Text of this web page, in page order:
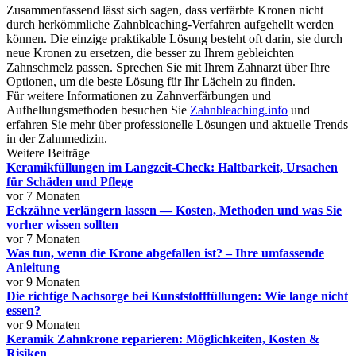
Zusammenfassend lässt sich sagen, dass verfärbte Kronen nicht
durch herkömmliche Zahnbleaching-Verfahren aufgehellt werden
können. Die einzige praktikable Lösung besteht oft darin, sie durch
neue Kronen zu ersetzen, die besser zu Ihrem gebleichten
Zahnschmelz passen. Sprechen Sie mit Ihrem Zahnarzt über Ihre
Optionen, um die beste Lösung für Ihr Lächeln zu finden.
Für weitere Informationen zu Zahnverfärbungen und
Aufhellungsmethoden besuchen Sie Zahnbleaching.info und
erfahren Sie mehr über professionelle Lösungen und aktuelle Trends
in der Zahnmedizin.
Weitere Beiträge
Keramikfüllungen im Langzeit-Check: Haltbarkeit, Ursachen
für Schäden und Pflege
vor 7 Monaten
Eckzähne verlängern lassen — Kosten, Methoden und was Sie
vorher wissen sollten
vor 7 Monaten
Was tun, wenn die Krone abgefallen ist? – Ihre umfassende
Anleitung
vor 9 Monaten
Die richtige Nachsorge bei Kunststofffüllungen: Wie lange nicht
essen?
vor 9 Monaten
Keramik Zahnkrone reparieren: Möglichkeiten, Kosten &
Risiken